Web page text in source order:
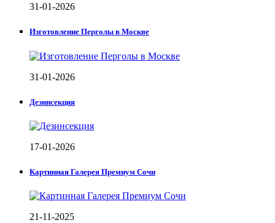
31-01-2026
Изготовление Перголы в Москве
31-01-2026
Дезинсекция
17-01-2026
Картинная Галерея Премиум Сочи
21-11-2025